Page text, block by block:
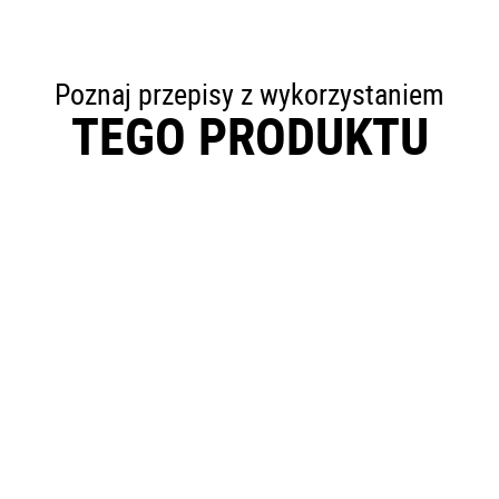
Poznaj przepisy z wykorzystaniem
TEGO PRODUKTU